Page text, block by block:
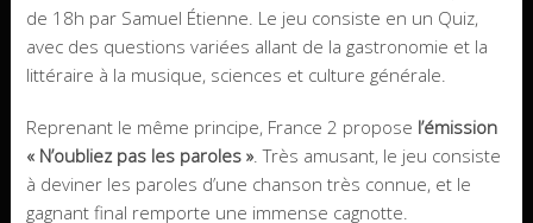
de 18h par Samuel Étienne. Le jeu consiste en un Quiz,
avec des questions variées allant de la gastronomie et la
littéraire à la musique, sciences et culture générale.
Reprenant le même principe, France 2 propose l’émission
« N’oubliez pas les paroles ». Très amusant, le jeu consiste
à deviner les paroles d’une chanson très connue, et le
gagnant final remporte une immense cagnotte.